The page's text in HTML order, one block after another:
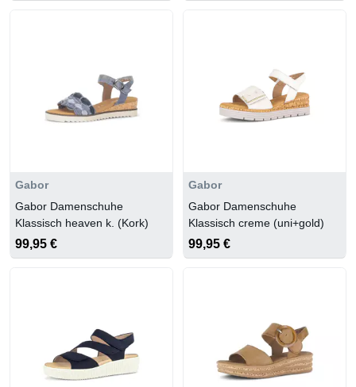
Gabor
Gabor Damenschuhe
Klassisch heaven k. (Kork)
99,95 €
Gabor
Gabor Damenschuhe
Klassisch creme (uni+gold)
99,95 €